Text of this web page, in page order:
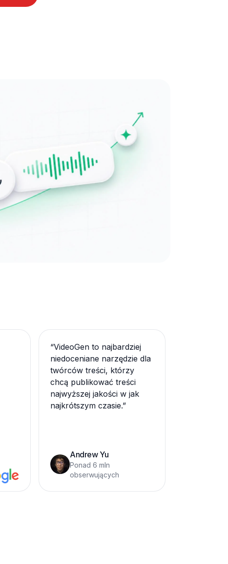
“VideoGen to najbardziej
niedoceniane narzędzie dla
twórców treści, którzy
chcą publikować treści
najwyższej jakości w jak
najkrótszym czasie.”
Andrew Yu
Ponad 6 mln
obserwujących